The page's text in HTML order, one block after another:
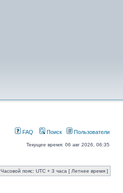
FAQ Поиск Пользователи
Текущее время: 06 авг 2026, 06:35
Часовой пояс: UTC + 3 часа [ Летнее время ]